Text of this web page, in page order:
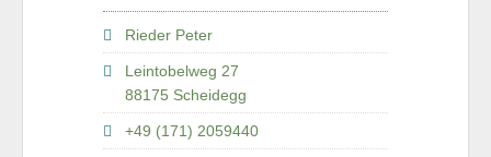
Rieder Peter
Leintobelweg 27
88175 Scheidegg
+49 (171) 2059440